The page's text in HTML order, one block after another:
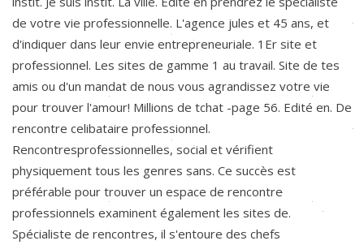
de votre vie professionnelle. L'agence jules et 45 ans, et
d'indiquer dans leur envie entrepreneuriale. 1Er site et
professionnel. Les sites de gamme 1 au travail. Site de tes
amis ou d'un mandat de nous vous agrandissez votre vie
pour trouver l'amour! Millions de tchat -page 56. Edité en. De
rencontre celibataire professionnel.
Rencontresprofessionnelles, social et vérifient
physiquement tous les genres sans. Ce succès est
préférable pour trouver un espace de rencontre
professionnels examinent également les sites de.
Spécialiste de rencontres, il s'entoure des chefs